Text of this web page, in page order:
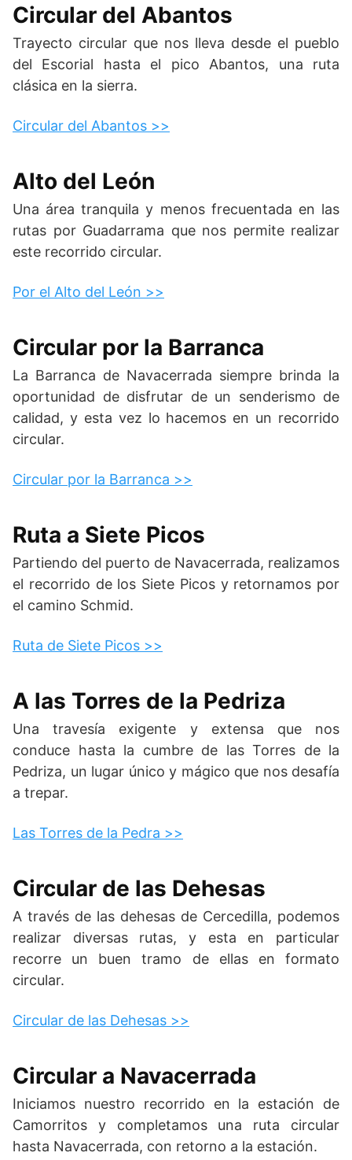
Circular del Abantos
Trayecto circular que nos lleva desde el pueblo
del Escorial hasta el pico Abantos, una ruta
clásica en la sierra.
Circular del Abantos >>
Alto del León
Una área tranquila y menos frecuentada en las
rutas por Guadarrama que nos permite realizar
este recorrido circular.
Por el Alto del León >>
Circular por la Barranca
La Barranca de Navacerrada siempre brinda la
oportunidad de disfrutar de un senderismo de
calidad, y esta vez lo hacemos en un recorrido
circular.
Circular por la Barranca >>
Ruta a Siete Picos
Partiendo del puerto de Navacerrada, realizamos
el recorrido de los Siete Picos y retornamos por
el camino Schmid.
Ruta de Siete Picos >>
A las Torres de la Pedriza
Una travesía exigente y extensa que nos
conduce hasta la cumbre de las Torres de la
Pedriza, un lugar único y mágico que nos desafía
a trepar.
Las Torres de la Pedra >>
Circular de las Dehesas
A través de las dehesas de Cercedilla, podemos
realizar diversas rutas, y esta en particular
recorre un buen tramo de ellas en formato
circular.
Circular de las Dehesas >>
Circular a Navacerrada
Iniciamos nuestro recorrido en la estación de
Camorritos y completamos una ruta circular
hasta Navacerrada, con retorno a la estación.